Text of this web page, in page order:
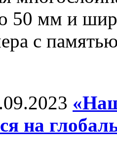
50 мм и
с
на